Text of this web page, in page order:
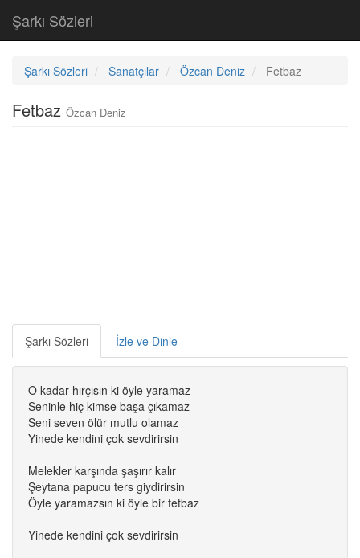
Şarkı Sözleri
Şarkı Sözleri Sanatçılar Özcan Deniz Fetbaz
Fetbaz Özcan Deniz
Şarkı Sözleri İzle ve Dinle
O kadar hırçısın ki öyle yaramaz
Seninle hiç kimse başa çıkamaz
Seni seven ölür mutlu olamaz
Yinede kendini çok sevdirirsin
Melekler karşında şaşırır kalır
Şeytana papucu ters giydirirsin
Öyle yaramazsın ki öyle bir fetbaz
Yinede kendini çok sevdirirsin